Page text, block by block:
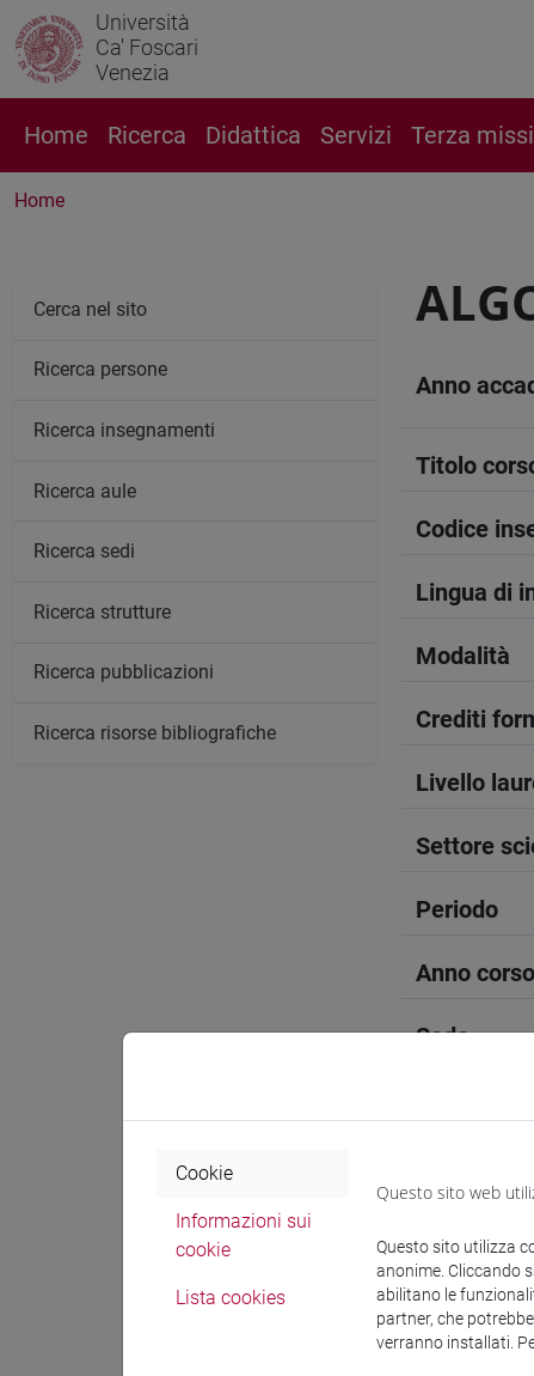
Università
Ca' Foscari
Venezia
Home Ricerca Didattica Servizi Terza
Home
Anno
Titolo
Codice
Lingua di
Modalità
Crediti
Livello
Settore
Periodo
Anno corso
Sede
Docenti
Docenti
Cerca nel sito
Ricerca persone
Ricerca insegnamenti
Ricerca aule
Ricerca sedi
Ricerca strutture
Ricerca pubblicazioni
Ricerca risorse bibliografiche
Cookie
Informazioni sui
cookie
Lista cookies
Questo sito web
Questo sito utilizza
anonime. Cliccando
abilitano le
partner, che
verranno installati.